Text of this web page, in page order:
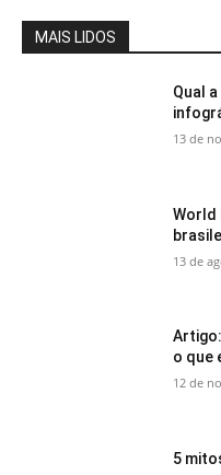
MAIS LIDOS
Qual
13 de
World
13 de
o que
12 de
5